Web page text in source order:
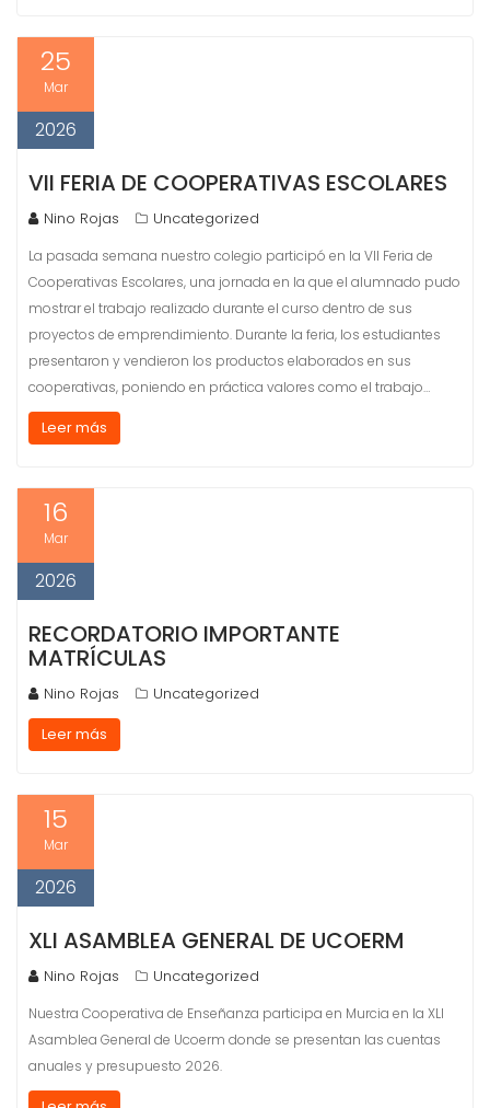
25
Mar
2026
VII FERIA DE COOPERATIVAS ESCOLARES
Nino Rojas Uncategorized
La pasada semana nuestro colegio participó en la VII Feria de
Cooperativas Escolares, una jornada en la que el alumnado pudo
mostrar el trabajo realizado durante el curso dentro de sus
proyectos de emprendimiento. Durante la feria, los estudiantes
presentaron y vendieron los productos elaborados en sus
cooperativas, poniendo en práctica valores como el trabajo…
Leer más
16
Mar
2026
RECORDATORIO IMPORTANTE
MATRÍCULAS
Nino Rojas
Uncategorized
Leer más
15
Mar
2026
XLI ASAMBLEA GENERAL DE UCOERM
Nino Rojas Uncategorized
Nuestra Cooperativa de Enseñanza participa en Murcia en la XLI
Asamblea General de Ucoerm donde se presentan las cuentas
anuales y presupuesto 2026.